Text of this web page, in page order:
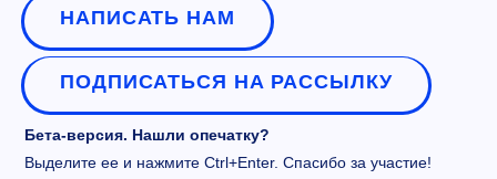
НАПИСАТЬ НАМ
ПОДПИСАТЬСЯ НА РАССЫЛКУ
Бета-версия. Нашли опечатку?
Выделите ее и нажмите Ctrl+Enter. Спасибо за участие!